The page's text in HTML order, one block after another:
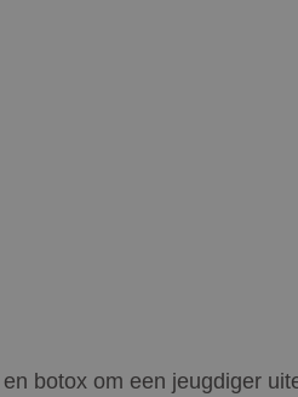
botox om een jeugdiger